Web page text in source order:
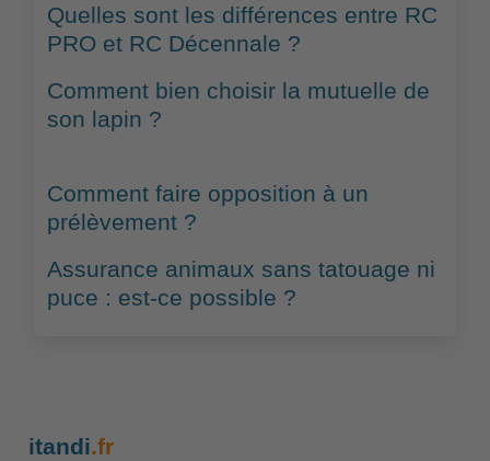
Quelles sont les différences entre RC
PRO et RC Décennale ?
Comment bien choisir la mutuelle de
son lapin ?
Comment faire opposition à un
prélèvement ?
Assurance animaux sans tatouage ni
puce : est-ce possible ?
itandi.fr